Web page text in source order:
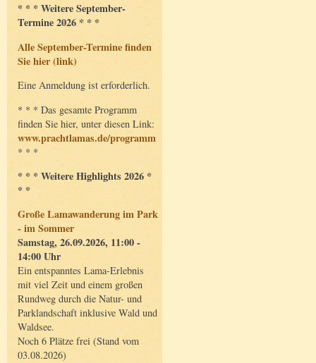
* * * Weitere September-
Termine 2026 * * *
Alle September-Termine finden
Sie hier (link)
Eine Anmeldung ist erforderlich.
* * * Das gesamte Programm
finden Sie hier, unter diesen Link:
www.prachtlamas.de/programm
* * *
* * * Weitere Highlights 2026 *
* *
Große Lamawanderung im Park
- im Sommer
Samstag, 26.09.2026, 11:00 -
14:00 Uhr
Ein entspanntes Lama-Erlebnis
mit viel Zeit und einem großen
Rundweg durch die Natur- und
Parklandschaft inklusive Wald und
Waldsee.
Noch 6 Plätze frei (Stand vom
03.08.2026)